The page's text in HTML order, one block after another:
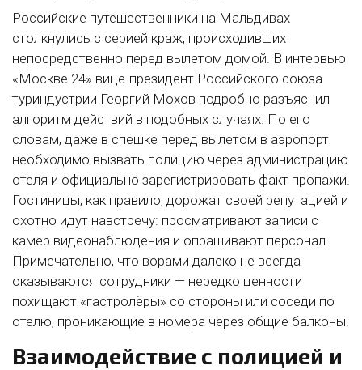
Российские путешественники на Мальдивах
столкнулись с серией краж, происходивших
непосредственно перед вылетом домой. В интервью
«Москве 24» вице-президент Российского союза
туриндустрии Георгий Мохов подробно разъяснил
алгоритм действий в подобных случаях. По его
словам, даже в спешке перед вылетом в аэропорт
необходимо вызвать полицию через администрацию
отеля и официально зарегистрировать факт пропажи.
Гостиницы, как правило, дорожат своей репутацией и
охотно идут навстречу: просматривают записи с
камер видеонаблюдения и опрашивают персонал.
Примечательно, что ворами далеко не всегда
оказываются сотрудники — нередко ценности
похищают «гастролёры» со стороны или соседи по
отелю, проникающие в номера через общие балконы.
Взаимодействие с полицией и